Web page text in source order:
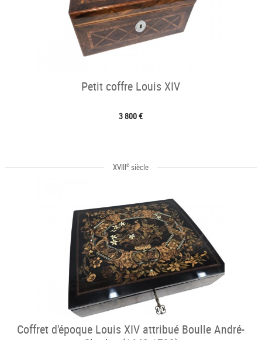
Petit coffre Louis XIV
3 800 €
XVIIIe siècle
Coffret d'époque Louis XIV attribué Boulle André-